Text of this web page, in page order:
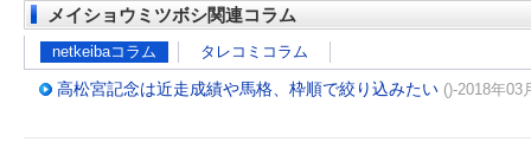
メイショウミツボシ関連コラム
netkeibaコラム タレコミコラム
高松宮記念は近走成績や馬格、枠順で絞り込みたい ()-2018年03